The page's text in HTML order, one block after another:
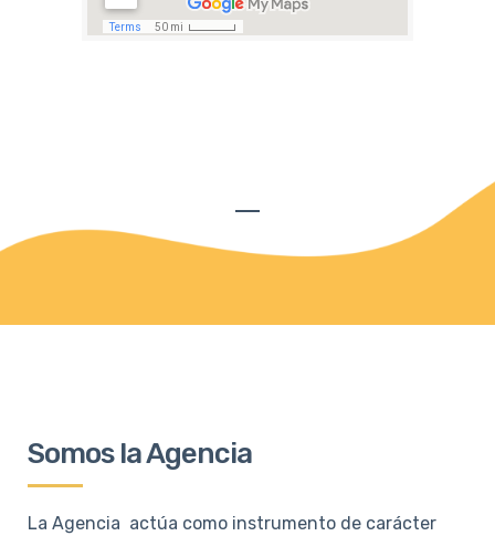
Somos la Agencia
La Agencia actúa como instrumento de carácter